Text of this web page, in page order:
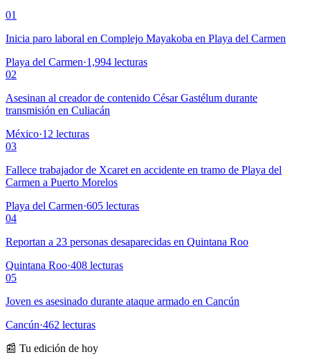
01
Inicia paro laboral en Complejo Mayakoba en Playa del Carmen
Playa del Carmen·1,994 lecturas
02
Asesinan al creador de contenido César Gastélum durante
transmisión en Culiacán
México·12 lecturas
03
Fallece trabajador de Xcaret en accidente en tramo de Playa del
Carmen a Puerto Morelos
Playa del Carmen·605 lecturas
04
Reportan a 23 personas desaparecidas en Quintana Roo
Quintana Roo·408 lecturas
05
Joven es asesinado durante ataque armado en Cancún
Cancún·462 lecturas
📰 Tu edición de hoy